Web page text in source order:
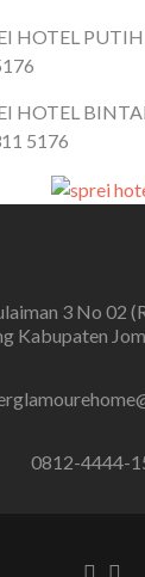
HOTEL
HOTEL
5176
3 No 02
Kabupaten
0812-4444-